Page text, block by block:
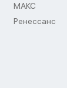
МАКС
Ренессанс